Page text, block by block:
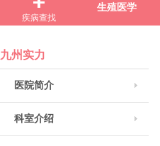
疾病查找
生殖医学
九州实力
医院简介
科室介绍